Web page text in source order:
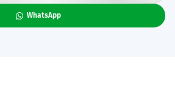
WhatsApp